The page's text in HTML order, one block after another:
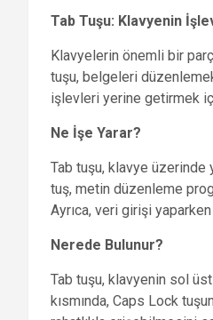
Tab Tuşu: Klavyenin
Klavyelerin önemli bir
tuşu, belgeleri
işlevleri yerine getirmek
Ne İşe Yarar?
Tab tuşu, klavye üzerinde
tuş, metin düzenleme
Ayrıca, veri girişi
Nerede Bulunur?
Tab tuşu, klavyenin sol
kısmında, Caps Lock